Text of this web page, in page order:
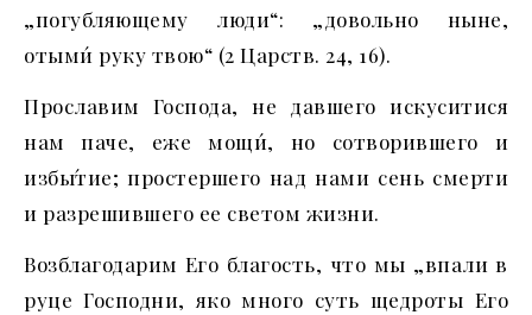
„погубляющему люди“: „довольно ныне,
отыми́ руку твою“ (2 Царств. 24, 16).
Прославим Господа, не давшего искуситися
нам паче, еже мощи́, но сотворившего и
избы́тие; простершего над нами сень смерти
и разрешившего ее светом жизни.
Возблагодарим Его благость, что мы „впали в
руце Господни, яко много суть щедроты Его